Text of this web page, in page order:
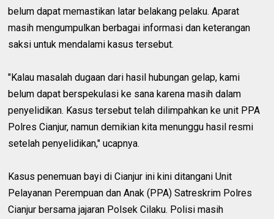
belum dapat memastikan latar belakang pelaku. Aparat
masih mengumpulkan berbagai informasi dan keterangan
saksi untuk mendalami kasus tersebut.
"Kalau masalah dugaan dari hasil hubungan gelap, kami
belum dapat berspekulasi ke sana karena masih dalam
penyelidikan. Kasus tersebut telah dilimpahkan ke unit PPA
Polres Cianjur, namun demikian kita menunggu hasil resmi
setelah penyelidikan," ucapnya.
Kasus penemuan bayi di Cianjur ini kini ditangani Unit
Pelayanan Perempuan dan Anak (PPA) Satreskrim Polres
Cianjur bersama jajaran Polsek Cilaku. Polisi masih